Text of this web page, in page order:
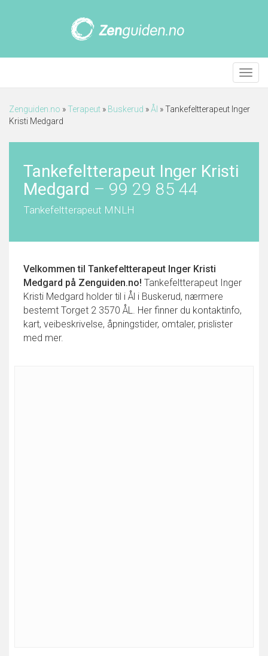
Meny
Zenguiden.no »Terapeut » Buskerud »Ål »Tankefeltterapeut Inger
Kristi Medgard
Tankefeltterapeut Inger Kristi
Medgard – 99 29 85 44
Tankefeltterapeut MNLH
Velkommen til Tankefeltterapeut Inger Kristi
Medgard på Zenguiden.no! Tankefeltterapeut Inger
Kristi Medgard holder til i Ål i Buskerud, nærmere
bestemt Torget 2 3570 ÅL. Her finner du kontaktinfo,
kart, veibeskrivelse, åpningstider, omtaler, prislister
med mer.